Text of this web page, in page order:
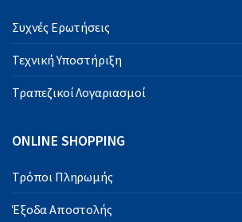
Συχνές Ερωτήσεις
Τεχνική Υποστήριξη
Τραπεζικοί Λογαριασμοί
ONLINE SHOPPING
Τρόποι Πληρωμής
Έξοδα Αποστολής